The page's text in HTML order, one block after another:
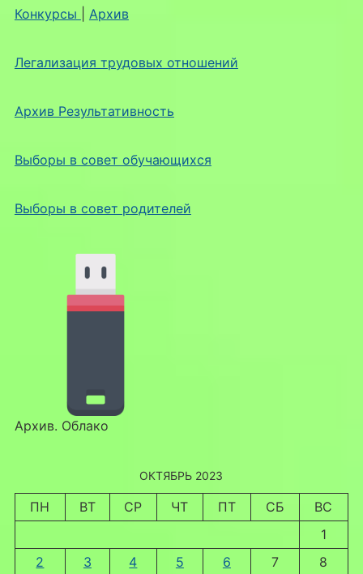
Конкурсы Архив
Легализация трудовых отношений
Архив Результативность
Выборы в совет обучающихся
Выборы в совет родителей
Архив. Облако
ОКТЯБРЬ 2023
ПН ВТ СР ЧТ ПТ СБ
ВС
1
2
3 4 5 6 7
8